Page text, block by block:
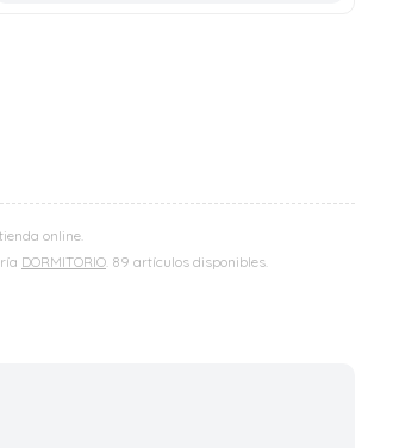
online.
DORMITORIO. 89 artículos disponibles.